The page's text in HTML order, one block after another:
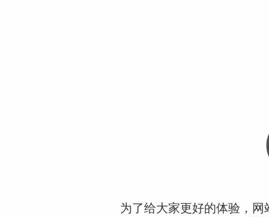
为了给大家更好的体验，